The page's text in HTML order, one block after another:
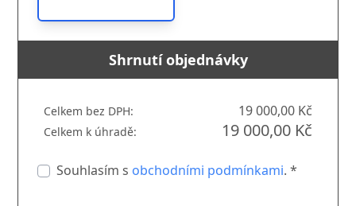
Shrnutí objednávky
Celkem bez DPH: 19 000,00 Kč
Celkem k úhradě: 19 000,00 Kč
Souhlasím s obchodními podmínkami. *